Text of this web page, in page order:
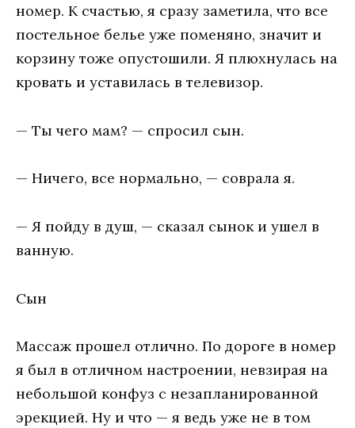
номер. К счастью, я сразу заметила, что все
постельное белье уже поменяно, значит и
корзину тоже опустошили. Я плюхнулась на
кровать и уставилась в телевизор.
— Ты чего мам? — спросил сын.
— Ничего, все нормально, — соврала я.
— Я пойду в душ, — сказал сынок и ушел в
ванную.
Сын
Массаж прошел отлично. По дороге в номер
я был в отличном настроении, невзирая на
небольшой конфуз с незапланированной
эрекцией. Ну и что — я ведь уже не в том